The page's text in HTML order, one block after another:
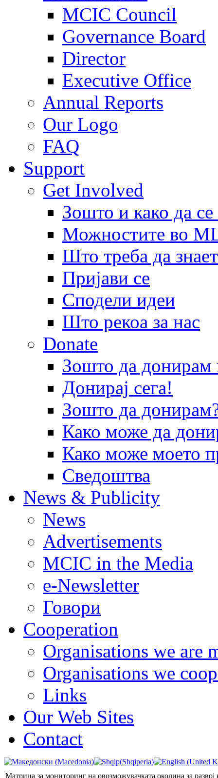
MCIC Council
Governance Board
Director
Executive Office
Annual Reports
Our Logo
FAQ
Support
Get Involved
Зошто и како да
Можностите во
Што треба да
Пријави се
Сподели идеи
Што рекоа за нас
Donate
Зошто да
Донирај сега!
Зошто да
Како може да
Како може моето
Сведоштва
News & Publicity
News
Advertisements
MCIC in the Media
e-Newsletter
Говори
Cooperation
Organisations we are
Organisations we
Links
Our Web Sites
Contact
Матрица за мониторинг на овозможувачката околина за развој